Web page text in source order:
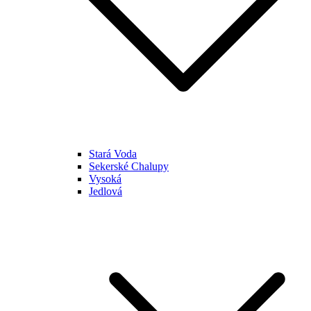
Stará Voda
Sekerské Chalupy
Vysoká
Jedlová